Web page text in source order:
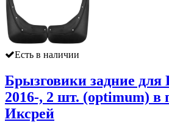
Есть в наличии
Брызговики задние
2016-, 2 шт. (optimum) в
Иксрей